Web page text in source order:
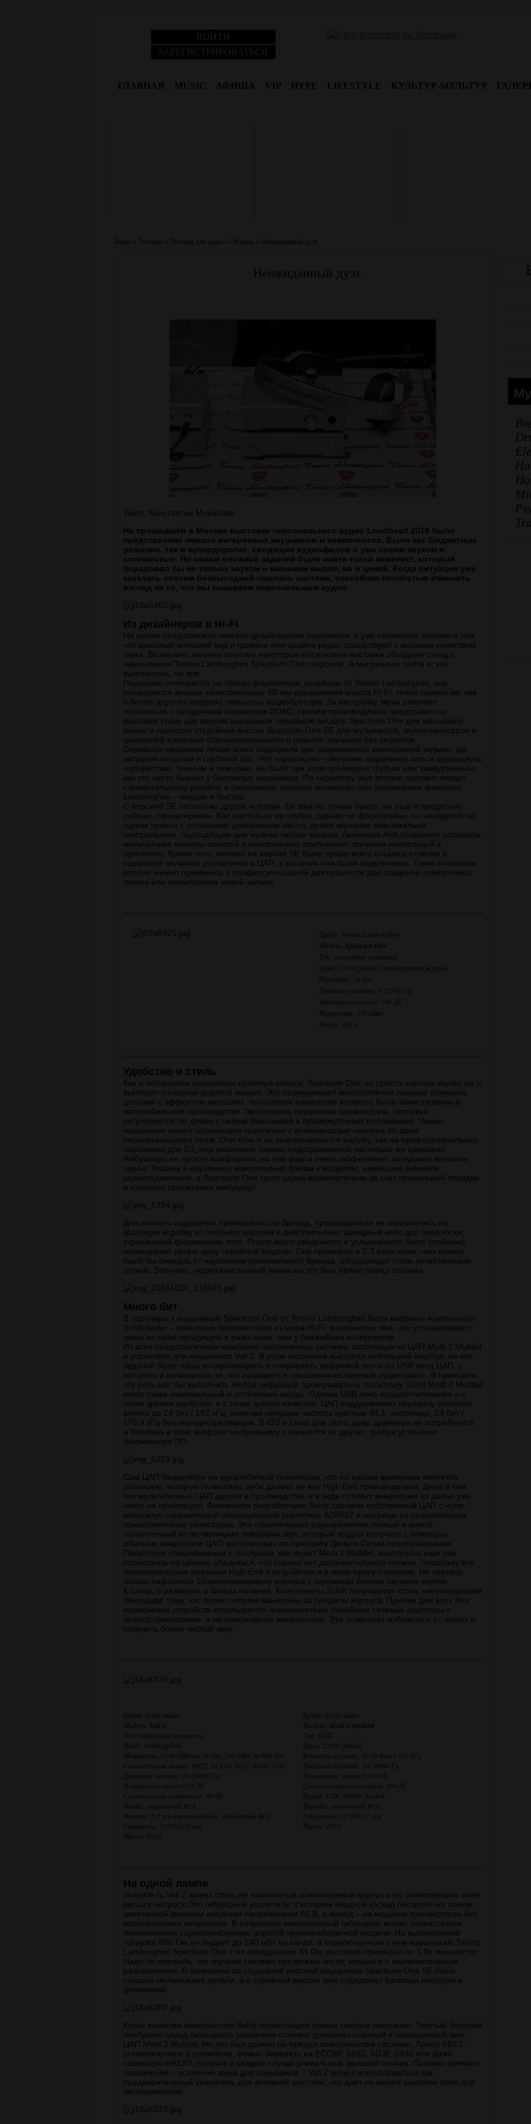
ВОЙТИ
ЗАРЕГИСТРИРОВАТЬСЯ
ГЛАВНАЯ MUSIC АФИША VIP HYPE LIFESTYLE КУЛЬТУР-МУЛЬТУР
Вещи » Техника » Техника для дома » Обзоры » Неожиданный дуэт
Неожиданный дуэт
Текст: Константин Михайлов
На прошедшей в Москве выставке персонального аудио Loudhead 2016 было
представлено немало интересных наушников и компонентов. Были как бюджетные
решения, так и супердорогие, сводящие аудиофилов с ума своим звуком и
стоимостью. Но самой сложной задачей было найти такой комплект, который
порадовал бы не только звуком и внешним видом, но и ценой. Когда ситуация уже
казалась совсем безвыходной нашлась система, способная полностью изменить
взгляд на то, что мы называем персональным аудио.
Из дизайнеров в Hi-Fi
На рынке представлено немало дизайнерских наушников, и уже сложилось мнение о том,
что красивый внешний вид и громкое имя крайне редко соседствуют с высоким качеством
звука. Возможно, именно поэтому некоторые посетители выставки обходили стенд с
наушниками Tonino Lamborghini Spectrum One стороной. А мы решили зайти и, как
выяснилось, не зря.
Наушники отличаются не только фирменным дизайном от Tonino Lamborghini, они
оснащаются весьма качественными 40-мм динамиками класса Hi-Fi, точно такими же, как
в более дорогих моделях именитых аудиобрендов. За настройку звука отвечает
технология с загадочным названием DOAC, причем производитель представил на
выставке сразу две версии наушников: серийную модель Spectrum One для массового
рынка и прототип студийной версии Spectrum One SE для музыкантов, звукорежиссеров и
ценителей идеально сбалансированного и ровного звучания без акцентов.
Серийные наушники лучше всего подходили для современной электронной музыки, где
актуален мощный и глубокий бас. Что характерно – звучание наушников хоть и ощущалось
напористым, темным и тяжелым, не было при этом чрезмерно грубым или замедленным,
как это часто бывает у басовитых наушников. По характеру звук вполне соответствовал
стремительному дизайну и ожиданиям, которые возникают при упоминании фамилии
Lamborghini – мощно и быстро.
С версией SE несколько другая история. Ее звук не только быстр, но еще и предельно
собран, сфокусирован. Бас настолько же глубок, однако не форсирован, он находится на
одном уровне с остальным диапазоном частот, делая звучание максимально
нейтральным, подходящим для музыки любых жанров. Линейная АЧХ позволяет услышать
мельчайшие нюансы записей и максимально приближает звучание композиций к
оригиналу. Кроме того, именно на версии SE были лучше всего слышны отличия в
характере звучания усилителей и ЦАП, к которым они были подключены. Такие наушники
вполне можно применить в профессиональной деятельности для сведения электронных
треков или мониторинга живой записи.
Бренд: Tonino Lamborghini
Модель: Spectrum One
Тип: накладные наушники
Цена: 11999 рублей (стандартная версия)
Импеданс: 34 Ом
Диапазон частот: 8-22000 Гц
Чувствительность: 106 дБ
Мощность: 350 мВт
Масса: 205 г
Удобство и стиль
Как и полагается наушникам премиум-класса, Spectrum One не просто хорошо звучат, но и
выглядят солидной дорогой вещью. Это подчеркивает многослойное лаковое покрытие
деталей с эффектом металлик, технологии нанесения которого были заимствованы в
автомобильном производстве. Эргономика наушников превосходна, оголовье
регулируется по длине с четкой фиксацией в промежуточных положениях. Чашки
наушников имеют плавающее крепление с возможностью наклона по двум
пересекающимся осям. Они хоть и не выворачиваются наружу, как на профессиональных
наушниках для DJ, под анатомию головы подстраиваются настолько же идеально.
Амбушюры не просто комфортны, но они еще и очень эффективно заглушают внешние
шумы. Тишина в наушниках максимально близка к моделям, имеющим активное
шумоподавление, а Spectrum One гасят шумы исключительно за счет правильной посадки
и плотного прилегания амбушюр!
Для полного ощущения премиальности бренда, производители не поскупились на
красивую коробку из плотного картона и действительно шикарный кейс для переноски,
украшенный фирменным лого. После всего увиденного и услышанного было особенно
неожиданно узнать цену серийной модели. Она примерно в 2-3 раза ниже, чем можно
было бы ожидать от наушников премиального бренда, обладающих столь качественным
звуком. Впрочем, недвусмысленный намек на это был прямо перед глазами.
Много бит
В партнеры к наушникам Spectrum One от Tonino Lamborghini были выбраны компоненты
Schiit Audio – известных провокаторов из мира Hi-Fi, знаменитых тем, что устанавливают
цены на свою продукцию в разы ниже, чем у ближайших конкурентов.
Из всех представленных наиболее запомнилась система, состоящая из ЦАП Modi 2 Multibit
и усилителя для наушников Vali 2. В роли источника выступал небольшой ноутбук, но его
задачей было лишь воспроизводить и отправлять цифровой поток на USB вход ЦАП, с
которого и начиналось то, что называется «высококачественный аудиотракт». В принципе,
эту роль мог бы выполнить любой цифровой проигрыватель, поскольку Schiit Modi 2 Multibit
имел также коаксиальный и оптический входы. Однако USB явно предпочтительнее и с
точки зрения удобства, и с точки зрения качества. ЦАП поддерживает передачу сигналов
вплоть до 24 бит / 192 кГц, включая несущие частоты кратные 44,1, например, 24 бит /
176,4 кГц без передискретизации. В iOS и Linux для этого даже драйвера не потребуется,
а Windows в этом вопросе по-прежнему отличается от других, требуя установки
фирменного ПО.
Сам ЦАП базируется на мультибитной технологии, что по нашим временам является
роскошью, которую позволяют себе далеко не все High End производители. Дело в том,
что мультибитные ЦАП дороги в производстве, и в виде готовых микросхем их давно уже
никто не производит. Фактически разработчики Schiit сделали собственный ЦАП с нуля,
используя современный операционный усилитель AD8512 и матрицы из прецизионных
тонкопленочных резисторов. Это обеспечивает одновременно точный и живой,
наполненный естественными тембрами звук, который трудно получить с помощью
обычных микросхем ЦАП, работающих по принципу Дельта-Сигма преобразования.
Посмотрев спецификации и послушав, как звучит Modi 2 Multibit, захотелось еще раз
посмотреть на ценник, убедиться, что справа нет дополнительного нолика, поскольку все
технологические признаки High End в устройстве и в звуке присутствовали. Не хватало
только пафосного 10-килограммового корпуса с огромным блоком питания внутри.
К слову, о размерах и блоках питания. Компоненты Schiit получаются столь миниатюрными
благодаря тому, что блоки питания вынесены за пределы корпуса. Причем для всех без
исключения устройств используются исключительно линейные сетевые адаптеры с
трансформаторами, а не новомодные импульсные. Это позволяет избавиться от помех и
получить более чистый звук.
Бренд: Schiit Audio
Модель: Vali 2
Тип: гибридный усилитель
Цена: 19490 рублей
Мощность: 1300 мВт на 16 Ом, 140 мВт на 600 Ом
Совместимые лампы: 6BZ7, ECC88, 6922, 6DJ8, 2492
Диапазон частот: 20-20000 Гц
Искажения: менее 0,03 дБ
Соотношение сигнал/шум: 99 дБ
Входы: аналоговый RCA
Выходы: 6,3 мм для наушников, аналоговый RCA
Габариты: 127x89x70 мм
Масса: 450 г
Бренд: Schiit Audio
Модель:
Modi 2 Multibit
Тип: ЦАП
Цена: 22990 рублей
Качество сигнала: до 24 бит / 192 кГц
Диапазон частот: 20-20000 Гц
Искажения: менее 0,003 дБ
Соотношение сигнал/шум: 104 дБ
Входы: USB, SPDIF, Toslink
Выходы: аналоговый RCA
Габариты: 127x89x32 мм
Масса: 450 г
На одной лампе
Усилитель Vali 2 имеет столь же компактный алюминиевый корпус и по схемотехнике тоже
весьма непрост. Это гибридный усилитель, в котором входной каскад построен на лампе,
запитанной высоким анодным напряжением 60 В, а выход – на мощных транзисторах без
использования микросхем. В результате миниатюрный гибридник может похвастаться
техническими характеристиками дорогой крупногабаритной модели. На высокоомной
нагрузке 600 Ом он выдает до 140 мВт на канал, а подключенным к ним наушникам Tonino
Lamborghini Spectrum One с их импедансом 34 Ом достался примерно по 1 Вт мощности!
Надо ли говорить, что звучала система предельно чисто, мощно и с исключительным
разрешением. В сочетании со студийной версией наушников Spectrum One SE было
слышно мельчайшие детали, а в серийной версии звук порадовал басовым напором и
динамикой.
Класс качества компонентов Schiit превосходил самые смелые ожидания. Теплый, богатый
тембрами саунд гибридного усилителя отлично дополнил плотный и насыщенный звук
ЦАП Modi 2 Multibit. Но это был далеко не предел возможностей системы. Лампу 6BZ7,
установленную в усилителе, можно заменить на ECC88, 6922, 6DJ8, 2492 или даже
советскую 6Н23П, получив в каждом случае уникальный звуковой почерк. Помимо прямого
назначения – усиления звука для наушников – Vali 2 может использоваться как
предварительный усилитель для активной акустики, что дает не менее широкое поле для
экспериментов.